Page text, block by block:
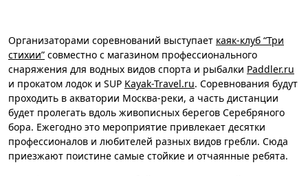
Организаторами соревнований выступает каяк-клуб “Три
стихии” совместно с магазином профессионального
снаряжения для водных видов спорта и рыбалки Paddler.ru
и прокатом лодок и SUP Kayak-Travel.ru. Соревнования будут
проходить в акватории Москва-реки, а часть дистанции
будет пролегать вдоль живописных берегов Серебряного
бора. Ежегодно это мероприятие привлекает десятки
профессионалов и любителей разных видов гребли. Сюда
приезжают поистине самые стойкие и отчаянные ребята.